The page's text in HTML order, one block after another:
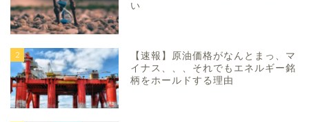
い
2
【速報】原油価格がなんとまっ、マ
イナス、、、それでもエネルギー銘
柄をホールドする理由